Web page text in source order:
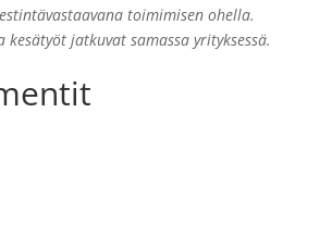
toimimisen ohella.
kesätyöt jatkuvat samassa yrityksessä.